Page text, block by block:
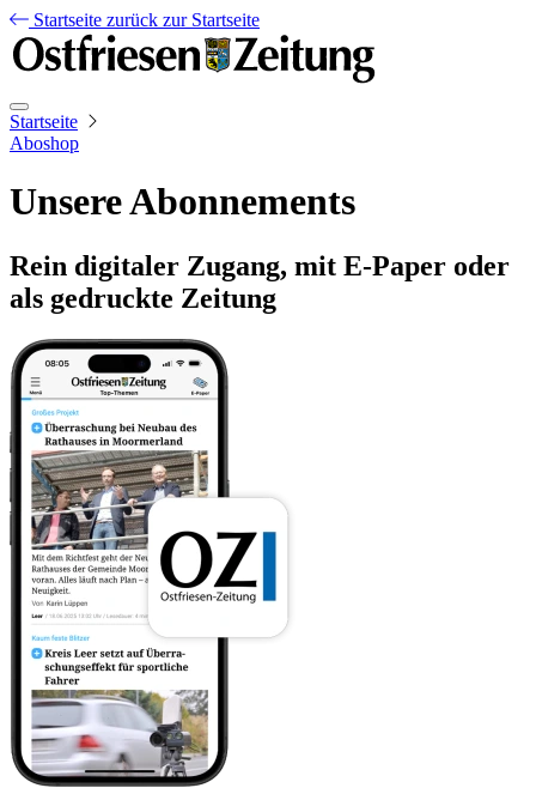
Startseite zurück zur Startseite
Startseite
Aboshop
Unsere Abonnements
Rein digitaler Zugang, mit E-Paper oder
als gedruckte Zeitung